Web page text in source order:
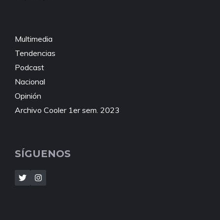
Multimedia
Tendencias
Podcast
Nacional
Opinión
Archivo Cooler 1er sem. 2023
SÍGUENOS